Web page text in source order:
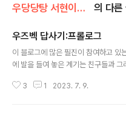
우당당탕 서현이의 문화유산 답사기 의 다른
우즈벡 답사기:프롤로그
이 블로그에 많은 필진이 참여하고 있
에 발을 들여 놓은 계기는 친구들과 그
면서 부터였다. 이후 답사기뿐만 아니
3 1 2023. 7. 9.